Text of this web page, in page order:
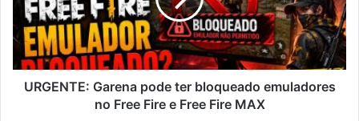
emuladores
no
Free
Fire
URGENTE: Garena pode ter bloqueado emuladores
no Free Fire e Free Fire MAX